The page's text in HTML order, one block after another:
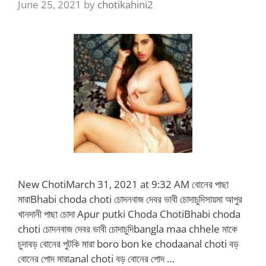
June 25, 2021 by chotikahini2
New ChotiMarch 31, 2021 at 9:32 AM বোনের পাছা
মারাBhabi choda choti চোদনবাজ দেবর ভাবী চোদাচুদিসায়মা আপুর
খানদানী পাছা চোদা Apur putki Choda ChotiBhabi choda
choti চোদনবাজ দেবর ভাবী চোদাচুদিbangla maa chhele মাকে
চুদাবড় বোনের পুটকি মারা boro bon ke chodaanal choti বড়
বোনের পোদ মারাanal choti বড় বোনের পোদ …